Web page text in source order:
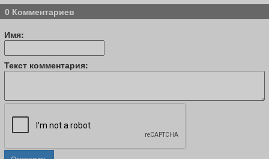
0 Комментариев
Имя:
Текст комментария: